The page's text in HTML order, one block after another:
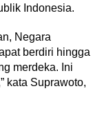
Indonesia.
Negara
berdiri hingga
merdeka. Ini
kata Suprawoto,